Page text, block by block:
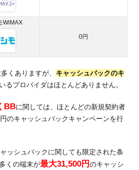
WiMAX
0円
くありますが、 キャッシュバックのキ
るプロバイダはほとんどありません。
BBに関しては、ほとんどの新規契約者
のキャッシュバックキャンペーンを行
ッシュバックに関しても限定された条
くの端末が最大31,500円のキャッシ